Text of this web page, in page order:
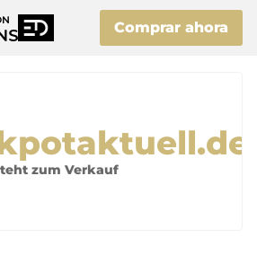
Comprar ahora
zum Verkauf